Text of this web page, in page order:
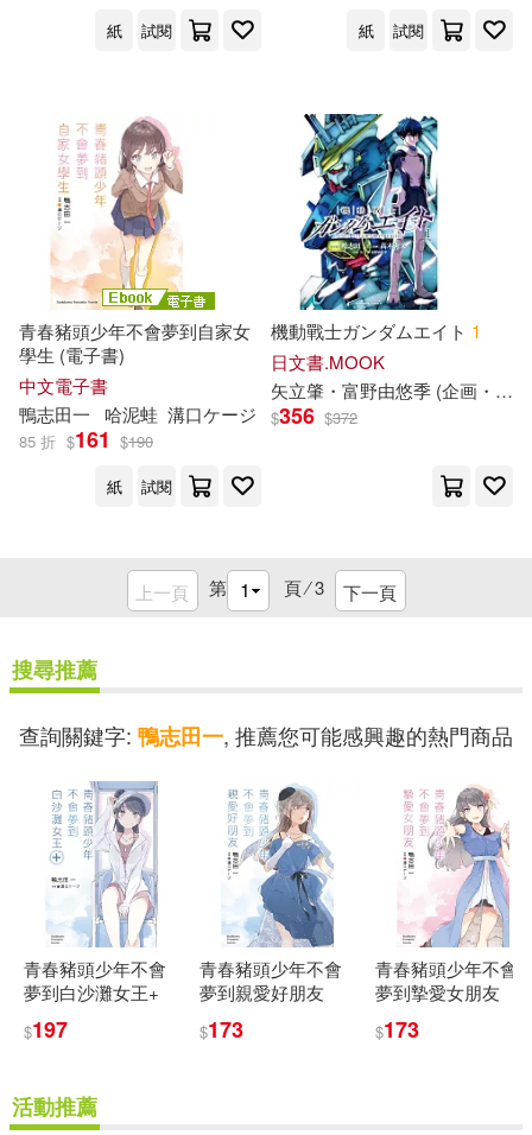
紙
試閱
紙
試閱
青春豬頭少年不會夢到自家女
學生 (電子書)
中文電子書
鴨志田一 哈泥蛙 溝口ケージ
85 折 $161 $190
紙
試閱
機動戰士ガンダムエイト 1
日文書.MOOK
矢立肇・富野由悠季 (企画・原案)
$356 $372
上一頁 第 頁 ⁄3 下一頁
搜尋推薦
查詢關鍵字: 鴨志田一, 推薦您可能感興趣的熱門商品
青春豬頭少年不會
夢到白沙灘女王+
$197
青春豬頭少年不會
夢到親愛好朋友
$173
青春豬頭少年不會
夢到摯愛女朋友
$173
活動推薦